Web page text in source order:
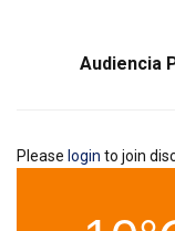
Audiencia
Please login to join